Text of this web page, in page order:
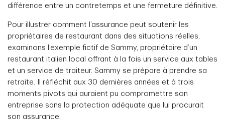
différence entre un contretemps et une fermeture définitive.
Pour illustrer comment l’assurance peut soutenir les
propriétaires de restaurant dans des situations réelles,
examinons l’exemple fictif de Sammy, propriétaire d’un
restaurant italien local offrant à la fois un service aux tables
et un service de traiteur. Sammy se prépare à prendre sa
retraite. Il réfléchit aux 30 dernières années et à trois
moments pivots qui auraient pu compromettre son
entreprise sans la protection adéquate que lui procurait
son assurance.